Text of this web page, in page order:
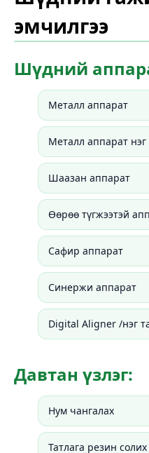
эмчилгээ
Шүдний
Металл аппарат
Металл аппарат нэг
Шаазан аппарат
Өөрөө түгжээтэй
Сафир аппарат
Синержи аппарат
Digital Aligner /нэг
Давтан үзлэг:
Нум чангалах
Татлага резин солих